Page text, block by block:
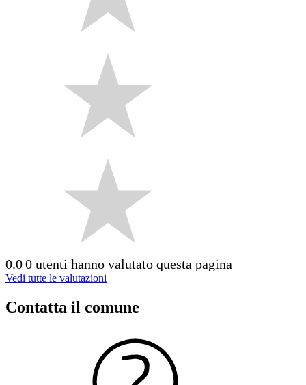
0.00 utenti hanno valutato questa pagina
Vedi tutte le valutazioni
Contatta il comune